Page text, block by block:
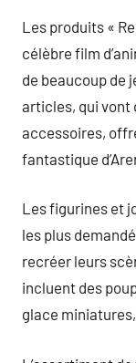
Les produits «
célèbre film
de beaucoup de
articles, qui vont
accessoires,
fantastique
Les figurines et
les plus
recréer leurs
incluent des
glace